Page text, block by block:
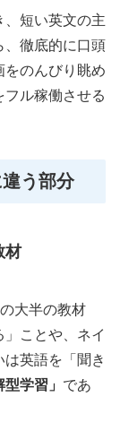
、短い英文の主
、徹底的に口頭
をのんびり眺め
ル稼働させる
う部分
材
大半の教材
ことや、ネイ
英語を「聞き
型学習」 であ